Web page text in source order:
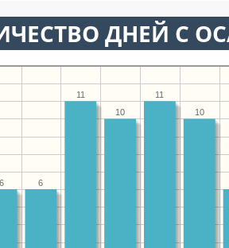
ДНЕЙ С
10
11
10
11
6
6